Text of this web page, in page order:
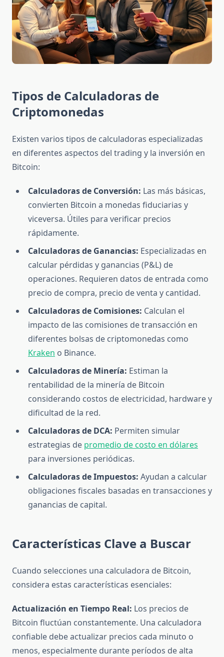
Tipos de Calculadoras de
Criptomonedas
Existen varios tipos de calculadoras especializadas
en diferentes aspectos del trading y la inversión en
Bitcoin:
Calculadoras de Conversión: Las más básicas,
convierten Bitcoin a monedas fiduciarias y
viceversa. Útiles para verificar precios
rápidamente.
Calculadoras de Ganancias: Especializadas en
calcular pérdidas y ganancias (P&L) de
operaciones. Requieren datos de entrada como
precio de compra, precio de venta y cantidad.
Calculadoras de Comisiones: Calculan el
impacto de las comisiones de transacción en
diferentes bolsas de criptomonedas como
Kraken o Binance.
Calculadoras de Minería: Estiman la
rentabilidad de la minería de Bitcoin
considerando costos de electricidad, hardware y
dificultad de la red.
Calculadoras de DCA: Permiten simular
estrategias de promedio de costo en dólares
para inversiones periódicas.
Calculadoras de Impuestos: Ayudan a calcular
obligaciones fiscales basadas en transacciones y
ganancias de capital.
Características Clave a Buscar
Cuando selecciones una calculadora de Bitcoin,
considera estas características esenciales:
Actualización en Tiempo Real: Los precios de
Bitcoin fluctúan constantemente. Una calculadora
confiable debe actualizar precios cada minuto o
menos, especialmente durante períodos de alta